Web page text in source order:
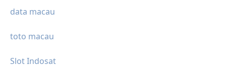
data macau
toto macau
Slot Indosat